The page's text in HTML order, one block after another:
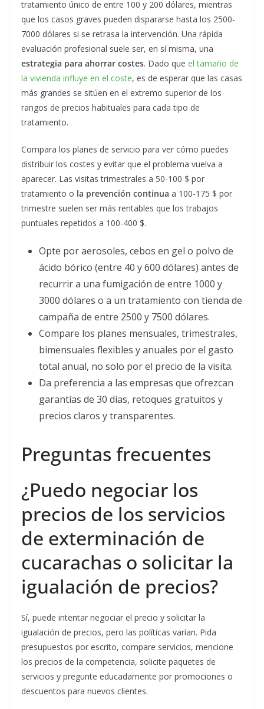
tratamiento único de entre 100 y 200 dólares, mientras
que los casos graves pueden dispararse hasta los 2500-
7000 dólares si se retrasa la intervención. Una rápida
evaluación profesional suele ser, en sí misma, una
estrategia para ahorrar costes. Dado que el tamaño de
la vivienda influye en el coste, es de esperar que las casas
más grandes se sitúen en el extremo superior de los
rangos de precios habituales para cada tipo de
tratamiento.
Compara los planes de servicio para ver cómo puedes
distribuir los costes y evitar que el problema vuelva a
aparecer. Las visitas trimestrales a 50-100 $ por
tratamiento o la prevención continua a 100-175 $ por
trimestre suelen ser más rentables que los trabajos
puntuales repetidos a 100-400 $.
Opte por aerosoles, cebos en gel o polvo de
ácido bórico (entre 40 y 600 dólares) antes de
recurrir a una fumigación de entre 1000 y
3000 dólares o a un tratamiento con tienda de
campaña de entre 2500 y 7500 dólares.
Compare los planes mensuales, trimestrales,
bimensuales flexibles y anuales por el gasto
total anual, no solo por el precio de la visita.
Da preferencia a las empresas que ofrezcan
garantías de 30 días, retoques gratuitos y
precios claros y transparentes.
Preguntas frecuentes
¿Puedo negociar los
precios de los servicios
de exterminación de
cucarachas o solicitar la
igualación de precios?
Sí, puede intentar negociar el precio y solicitar la
igualación de precios, pero las políticas varían. Pida
presupuestos por escrito, compare servicios, mencione
los precios de la competencia, solicite paquetes de
servicios y pregunte educadamente por promociones o
descuentos para nuevos clientes.